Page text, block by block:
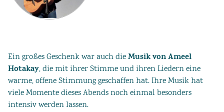
Ein großes Geschenk war auch dieMusik von Ameel
Hotakay, die mit ihrer Stimme und ihren Liedern eine
warme, offene Stimmung geschaffen hat. Ihre Musik hat
viele Momente dieses Abends noch einmal besonders
intensiv werden lassen.